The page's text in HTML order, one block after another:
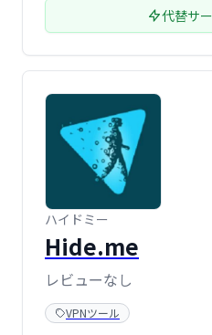
代替サ
ハイドミー
Hide.me
レビューなし
VPNツール